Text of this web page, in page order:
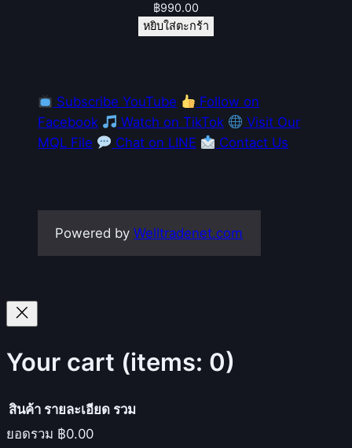
฿990.00
หยิบใส่ตะกร้า
Subscribe YouTube
Follow on
Facebook
Watch on TikTok
Visit Our
MQL File
Chat on LINE Contact Us
Powered byWelltradenet.com
Your cart (items: 0)
สินค้า รายละเอียด รวม
ยอดรวม ฿0.00